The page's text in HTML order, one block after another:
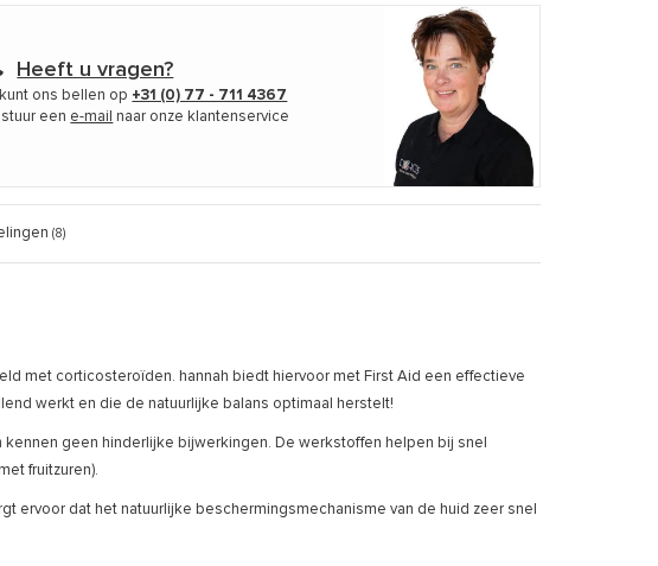
Heeft u vragen?
ons bellen op +31 (0) 77 - 711 4367
stuur een e-mail naar onze klantenservice
(8)
met corticosteroïden. hannah biedt hiervoor met First Aid een effectieve
werkt en die de natuurlijke balans optimaal herstelt!
geen hinderlijke bijwerkingen. De werkstoffen helpen bij snel
fruitzuren).
ervoor dat het natuurlijke beschermingsmechanisme van de huid zeer snel